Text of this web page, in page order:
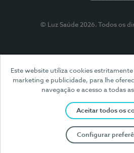
Este website utiliza cookies
marketing e publicidade, para lhe
navegação e acesso a todas
Aceitar todos os
Configurar
© Luz Saúde 2026. Todos os